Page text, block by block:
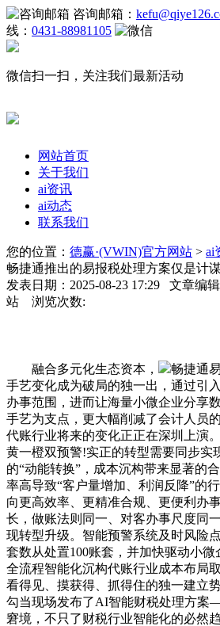
咨询邮箱：
线： 0431-88981105
微信扫一扫，关注我们最新活动
网站首页
关于我们
ai资讯
ai动态
联系我们
您的位置： 德赢·(VWIN)官方网站 > ai
畅捷通推出的易报税处理方案仅是计
发表日期：2025-08-23 17:29 文章编
站 浏览次数:
融合多元化生态资本，
畅捷通
手艺变化成为破局的独一出，通过引
办事范围，进而让海量小微企业分享
手艺为支点，更大幅削减了会计人员
代账行业将来的变化正正在深圳上演
黄一橙双预警!实正的转型需要同步实
的“动能转换”，成本沉构带来显著的
率高导致“客户量增加、利润反降”的
向更高效率、更精准合规、更便利办
长，做账法则同一、对客办事尺度同
现转型升级。智能预警系统及时风险
套数从处置100账套，并加快驱动小
全流程智能化沉构代账行业成本布局
看得见、摸获得、抓得住的独一建立
勾当现场发布了AI智能财税处理方
窘境，不只了财税行业智能化的必然